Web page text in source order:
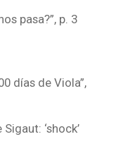
pasa?”, p. 3
días de Viola”,
‘shock’